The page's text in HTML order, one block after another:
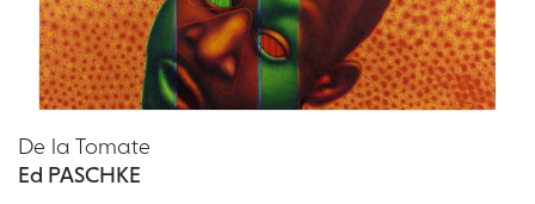
De la Tomate
Ed PASCHKE